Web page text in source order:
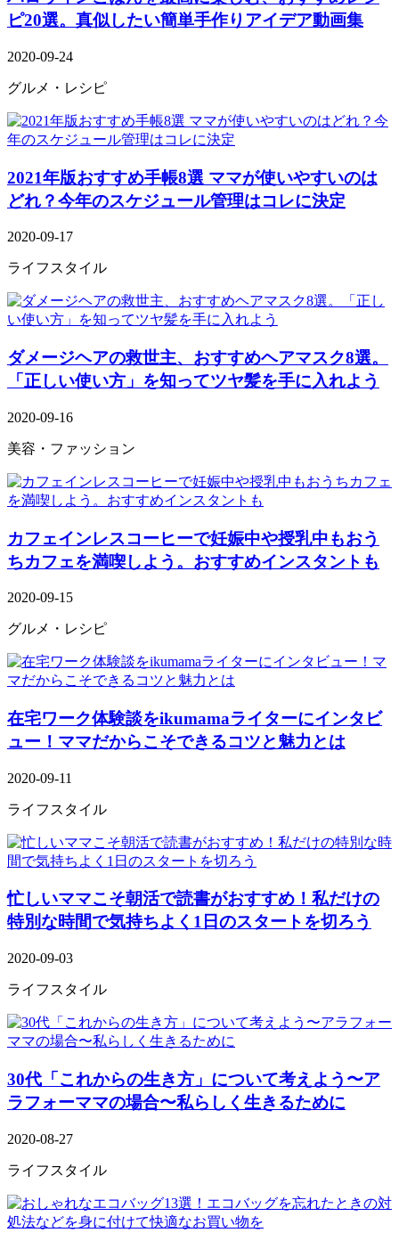
ピ20選。真似したい簡単手作りアイデア動画集
2020-09-24
グルメ・レシピ
2021年版おすすめ手帳8選 ママが使いやすいのは
どれ？今年のスケジュール管理はコレに決定
2020-09-17
ライフスタイル
ダメージヘアの救世主、おすすめヘアマスク8選。
「正しい使い方」を知ってツヤ髪を手に入れよう
2020-09-16
美容・ファッション
カフェインレスコーヒーで妊娠中や授乳中もおう
ちカフェを満喫しよう。おすすめインスタントも
2020-09-15
グルメ・レシピ
在宅ワーク体験談をikumamaライターにインタビ
ュー！ママだからこそできるコツと魅力とは
2020-09-11
ライフスタイル
忙しいママこそ朝活で読書がおすすめ！私だけの
特別な時間で気持ちよく1日のスタートを切ろう
2020-09-03
ライフスタイル
30代「これからの生き方」について考えよう〜ア
ラフォーママの場合〜私らしく生きるために
2020-08-27
ライフスタイル